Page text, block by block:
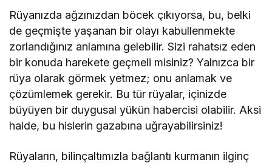
Rüyanızda ağzınızdan böcek çıkıyorsa, bu, belki
de geçmişte yaşanan bir olayı kabullenmekte
zorlandığınız anlamına gelebilir. Sizi rahatsız eden
bir konuda harekete geçmeli misiniz? Yalnızca bir
rüya olarak görmek yetmez; onu anlamak ve
çözümlemek gerekir. Bu tür rüyalar, içinizde
büyüyen bir duygusal yükün habercisi olabilir. Aksi
halde, bu hislerin gazabına uğrayabilirsiniz!
Rüyaların, bilinçaltımızla bağlantı kurmanın ilginç